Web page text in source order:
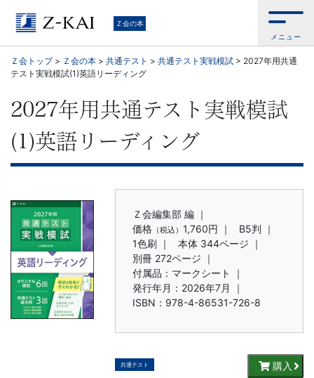
学
習
参
考
書
ら、
語
学
書、
Ｚ会の本
メニュー
Ｚ会トップ> Ｚ会の本 > 共通テスト > 共通テスト実戦模試 > 2027年用共通
テスト実戦模試(1)英語リーディング
2027年用共通テスト実戦模試
(1)英語リーディング
Ｚ会編集部 編 ｜
価格 （税込）1,760円 ｜
B5判 ｜
1色刷 ｜
本体 344ページ ｜
別冊 272ページ ｜
付属品：マークシート ｜
発行年月：2026年7月 ｜
ISBN：978-4-86531-726-8
共通テスト 購入